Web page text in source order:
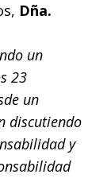
Dña.
un
23
un
discutiendo
y